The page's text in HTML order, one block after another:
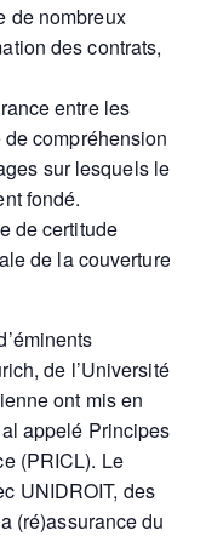
de nombreux
des contrats,
entre les
compréhension
sur lesquels le
fondé.
de certitude
de la couverture
de l’Université
ont mis en
appelé Principes
(PRICL). Le
UNIDROIT, des
(ré)assurance du